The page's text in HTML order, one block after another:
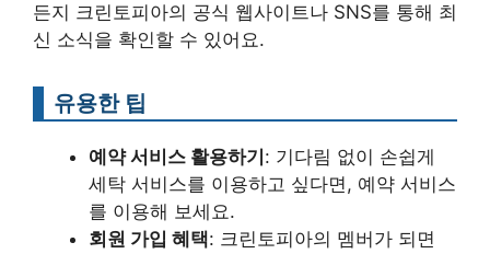
든지 크린토피아의 공식 웹사이트나 SNS를 통해 최
신 소식을 확인할 수 있어요.
유용한 팁
예약 서비스 활용하기 : 기다림 없이 손쉽게
세탁 서비스를 이용하고 싶다면, 예약 서비스
를 이용해 보세요.
회원 가입 혜택: 크린토피아의 멤버가 되면